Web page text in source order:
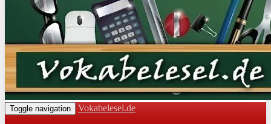
Toggle navigation Vokabelesel.de